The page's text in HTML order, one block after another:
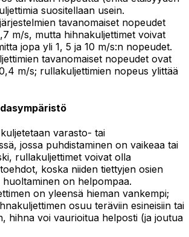
suositellaan usein.
tavanomaiset nopeudet
m/s, mutta hihnakuljettimet voivat
jopa yli 1, 5 ja 10 m/s:n nopeudet.
tavanomaiset nopeudet ovat
m/s; rullakuljettimien nopeus ylittää
varasto- tai
jossa puhdistaminen on vaikeaa tai
rullakuljettimet voivat olla
koska niiden tiettyjen osien
huoltaminen on helpompaa.
on yleensä hieman vankempi;
osuu teräviin esineisiin tai
hihna voi vaurioitua helposti (ja joutua